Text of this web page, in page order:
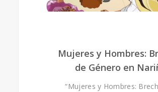
Mujeres y Hombres:
de Género en
“Mujeres y Hombres: